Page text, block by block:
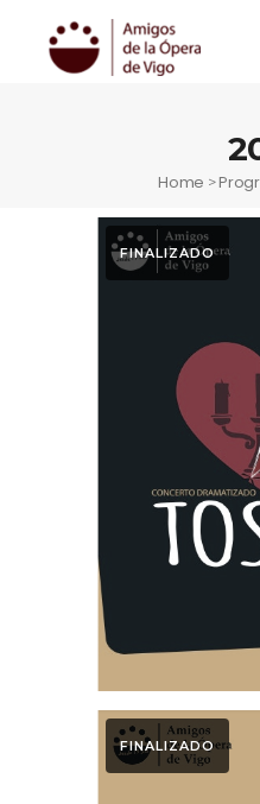
Home >
FINALIZADO
FINALIZADO